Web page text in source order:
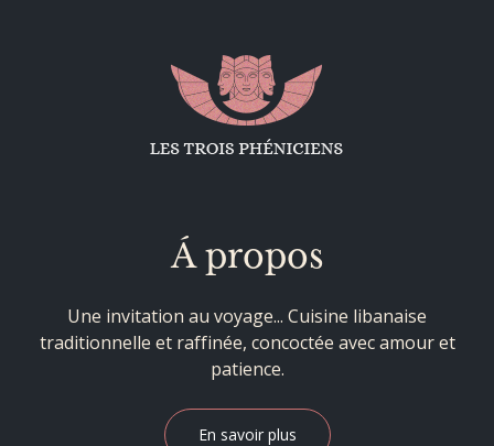
Á propos
Une invitation au voyage... Cuisine libanaise
traditionnelle et raffinée, concoctée avec amour et
patience.
En savoir plus